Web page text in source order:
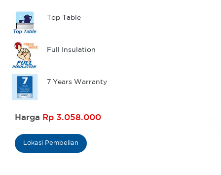
Top Table
Full Insulation
7 Years Warranty
Harga Rp 3.058.000
Lokasi Pembelian